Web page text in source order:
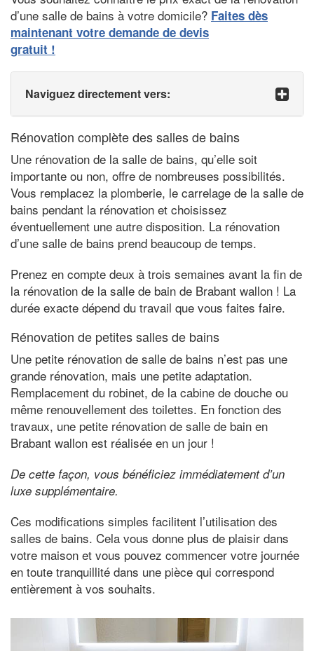
d’une salle de bains à votre domicile? Faites dès
maintenant votre demande de devis
gratuit !
Naviguez directement vers:
Rénovation complète des salles de bains
Une rénovation de la salle de bains, qu’elle soit
importante ou non, offre de nombreuses possibilités.
Vous remplacez la plomberie, le carrelage de la salle de
bains pendant la rénovation et choisissez
éventuellement une autre disposition. La rénovation
d’une salle de bains prend beaucoup de temps.
Prenez en compte deux à trois semaines avant la fin de
la rénovation de la salle de bain de Brabant wallon ! La
durée exacte dépend du travail que vous faites faire.
Rénovation de petites salles de bains
Une petite rénovation de salle de bains n’est pas une
grande rénovation, mais une petite adaptation.
Remplacement du robinet, de la cabine de douche ou
même renouvellement des toilettes. En fonction des
travaux, une petite rénovation de salle de bain en
Brabant wallon est réalisée en un jour !
De cette façon, vous bénéficiez immédiatement d’un
luxe supplémentaire.
Ces modifications simples facilitent l’utilisation des
salles de bains. Cela vous donne plus de plaisir dans
votre maison et vous pouvez commencer votre journée
en toute tranquillité dans une pièce qui correspond
entièrement à vos souhaits.